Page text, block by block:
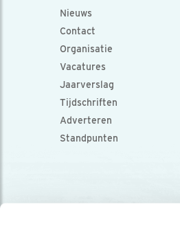
Nieuws
Contact
Organisatie
Vacatures
Jaarverslag
Tijdschriften
Adverteren
Standpunten